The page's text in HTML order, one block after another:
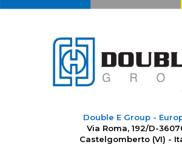
Double E Group -
Via Roma, 192/D-
Castelgomberto (VI) -